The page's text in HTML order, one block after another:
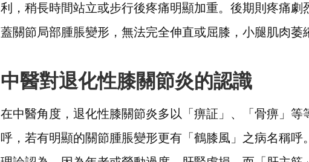
利，稍長時間站立或步行後疼痛明顯加重。後期則疼痛劇
蓋關節局部腫脹變形，無法完全伸直或屈膝，小腿肌肉萎
中醫對退化性膝關節炎的認識
在中醫角度，退化性膝關節炎多以「痹証」、「骨痹」等
呼，若有明顯的關節腫脹變形更有「鶴膝風」之病名稱呼